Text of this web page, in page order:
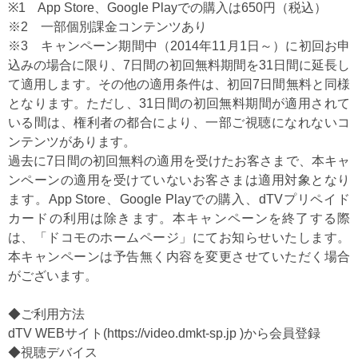
※1 App Store、Google Playでの購入は650円（税込）
※2 一部個別課金コンテンツあり
※3 キャンペーン期間中（2014年11月1日～）に初回お申
込みの場合に限り、7日間の初回無料期間を31日間に延長し
て適用します。その他の適用条件は、初回7日間無料と同様
となります。ただし、31日間の初回無料期間が適用されて
いる間は、権利者の都合により、一部ご視聴になれないコ
ンテンツがあります。
過去に7日間の初回無料の適用を受けたお客さまで、本キャ
ンペーンの適用を受けていないお客さまは適用対象となり
ます。App Store、Google Playでの購入、dTVプリペイド
カードの利用は除きます。本キャンペーンを終了する際
は、「ドコモのホームページ」にてお知らせいたします。
本キャンペーンは予告無く内容を変更させていただく場合
がございます。
◆ご利用方法
dTV WEBサイト(https://video.dmkt-sp.jp )から会員登録
◆視聴デバイス